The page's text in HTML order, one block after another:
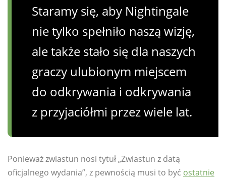
Staramy się, aby Nightingale
nie tylko spełniło naszą wizję,
ale także stało się dla naszych
graczy ulubionym miejscem
do odkrywania i odkrywania
z przyjaciółmi przez wiele lat.
Ponieważ zwiastun nosi tytuł „Zwiastun z datą
oficjalnego wydania”, z pewnością musi to być ostatnie